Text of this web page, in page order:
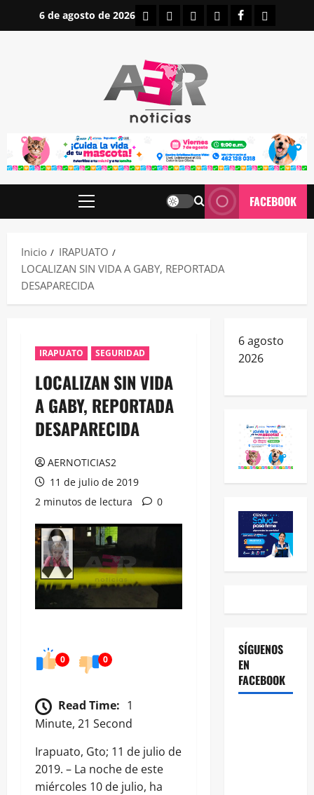
6 de agosto de 2026 INICIOIRAPUATO
ESTATALES
NACIONALES
FACEBOOK
Menú
FACEBOOK
Inicio
IRAPUATO
LOCALIZAN SIN VIDA A GABY, REPORTADA
DESAPARECIDA
IRAPUATO SEGURIDAD
LOCALIZAN SIN VIDA
A GABY, REPORTADA
DESAPARECIDA
AERNOTICIAS2
11 de julio de 2019
2 minutos de lectura
0
0 0
Read Time: 1
Minute, 21 Second
Irapuato, Gto; 11 de julio de
2019. – La noche de este
miércoles 10 de julio, ha
6 agosto
2026
SÍGUENOS
EN
FACEBOOK